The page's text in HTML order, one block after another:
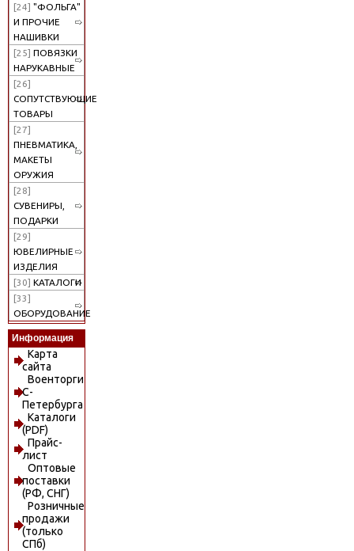
[24] "ФОЛЬГА"
И ПРОЧИЕ
НАШИВКИ
[25] ПОВЯЗКИ
НАРУКАВНЫЕ
[26]
СОПУТСТВУЮЩИЕ
ТОВАРЫ
[27]
ПНЕВМАТИКА,
МАКЕТЫ
ОРУЖИЯ
[28]
СУВЕНИРЫ,
ПОДАРКИ
[29]
ЮВЕЛИРНЫЕ
ИЗДЕЛИЯ
[30] КАТАЛОГИ
[33]
ОБОРУДОВАНИЕ
Информация
Карта
сайта
Военторги
С-
Петербурга
Каталоги
(PDF)
Прайс-
лист
Оптовые
поставки
(РФ, СНГ)
Розничные
продажи
(только
СПб)